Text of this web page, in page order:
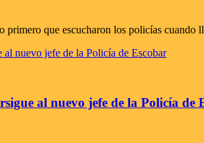
que escucharon los policías cuando
al nuevo jefe de la Policía de